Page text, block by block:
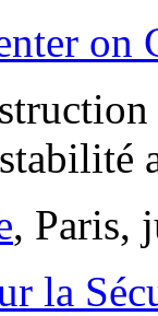
, Paris,
la